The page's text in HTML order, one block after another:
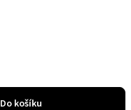
Do košíku